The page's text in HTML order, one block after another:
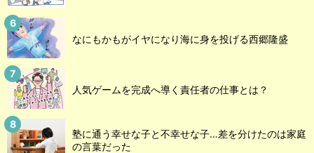
なにもかもがイヤになり海に身を投げる西郷隆盛
人気ゲームを完成へ導く責任者の仕事とは？
塾に通う幸せな子と不幸せな子…差を分けたのは家庭
の言葉だった